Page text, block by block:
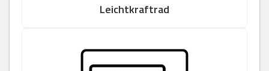
Leichtkraftrad